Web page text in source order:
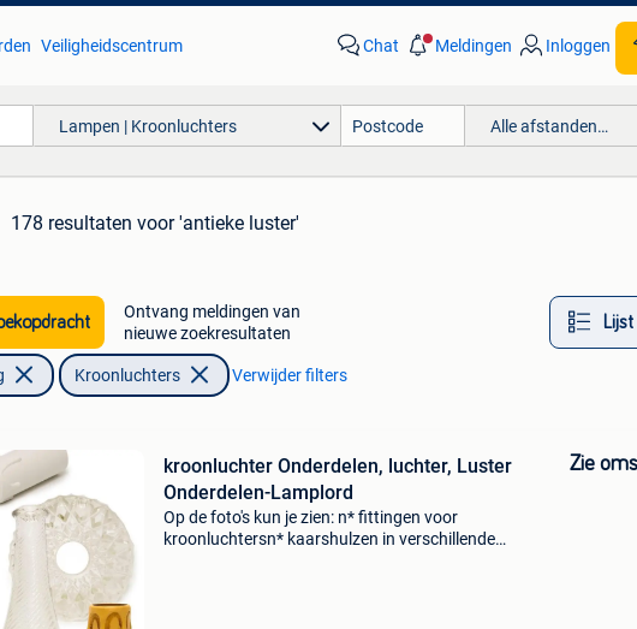
Veiligheidscentrum Chat Meldingen Inloggen
Lampen | Kroonluchters Alle afstanden…
178 resultaten voor 'antieke luster'
Ontvang meldingen van
nieuwe zoekresultaten
Lijst
Kroonluchters Verwijder filters
kroonluchter Onderdelen, luchter, Luster
Onderdelen-Lamplord
Op de foto's kun je zien: n* fittingen voor
kroonluchtersn* kaarshulzen in verschillende
Zie